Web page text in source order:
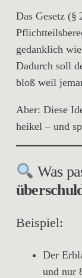
Das Gesetz (§
gedanklich
Dadurch soll
bloß weil
Aber: Diese
heikel – und
Was
Beispiel:
Der
und nur